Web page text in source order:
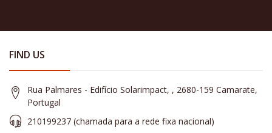
FIND US
Rua Palmares - Edifício Solarimpact, , 2680-159 Camarate,
Portugal
210199237 (​chamada para a rede fixa nacional)